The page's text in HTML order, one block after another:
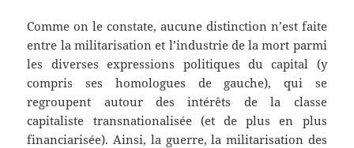
Comme on le constate, aucune distinction n’est faite
entre la militarisation et l’industrie de la mort parmi
les diverses expressions politiques du capital (y
compris ses homologues de gauche), qui se
regroupent autour des intérêts de la classe
capitaliste transnationalisée (et de plus en plus
financiarisée). Ainsi, la guerre, la militarisation des